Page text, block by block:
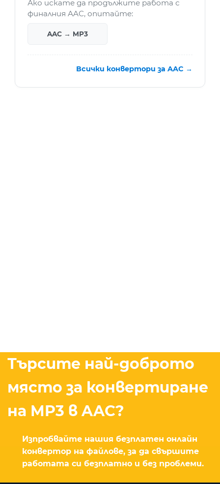
Ако искате да продължите работа с
финалния AAC, опитайте:
AAC → MP3
Всички конвертори за AAC →
Търсите най-доброто
място за конвертиране
на MP3 в AAC?
Изпробвайте нашия безплатен онлайн
конвертор на файлове, за да свършите
работата си безплатно и без проблеми.